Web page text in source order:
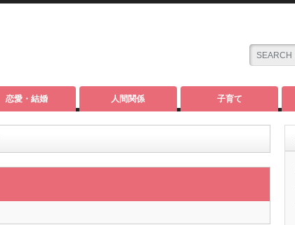
恋愛・結婚 人間関係 子育て